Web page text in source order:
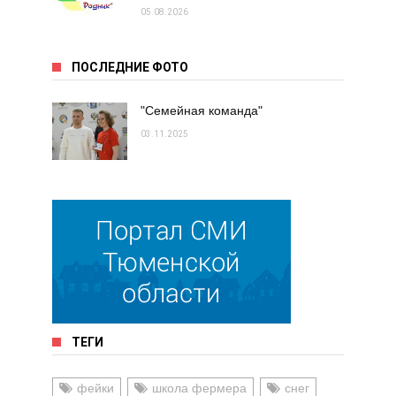
05.08.2026
ПОСЛЕДНИЕ ФОТО
"Семейная команда"
03.11.2025
ТЕГИ
фейки школа фермера снег